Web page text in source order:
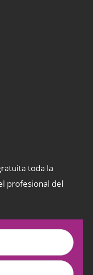
toda la
profesional del